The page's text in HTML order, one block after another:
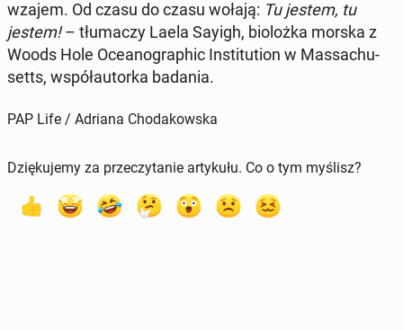
wza­jem. Od czasu do czasu wołają: Tu jestem, tu
jestem!– tłu­ma­czy Laela Sayigh, bio­loż­ka morska z
Woods Hole Oce­ano­gra­phic In­sti­tu­tion w Mas­sa­chu­
setts, współ­au­tor­ka badania.
PAP Life / Adriana Chodakowska
Dziękujemy za przeczytanie artykułu. Co o tym myślisz?